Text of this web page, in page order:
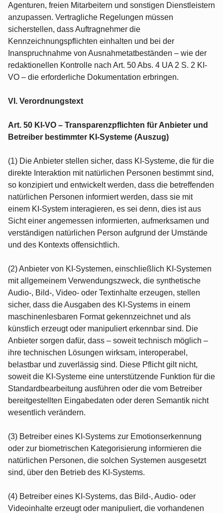
Agenturen, freien Mitarbeitern und sonstigen Dienstleistern
anzupassen. Vertragliche Regelungen müssen
sicherstellen, dass Auftragnehmer die
Kennzeichnungspflichten einhalten und bei der
Inanspruchnahme von Ausnahmetatbeständen – wie der
redaktionellen Kontrolle nach Art. 50 Abs. 4 UA 2 S. 2 KI-
VO – die erforderliche Dokumentation erbringen.
VI. Verordnungstext
Art. 50 KI-VO – Transparenzpflichten für Anbieter und
Betreiber bestimmter KI-Systeme (Auszug)
(1) Die Anbieter stellen sicher, dass KI‑Systeme, die für die
direkte Interaktion mit natürlichen Personen bestimmt sind,
so konzipiert und entwickelt werden, dass die betreffenden
natürlichen Personen informiert werden, dass sie mit
einem KI‑System interagieren, es sei denn, dies ist aus
Sicht einer angemessen informierten, aufmerksamen und
verständigen natürlichen Person aufgrund der Umstände
und des Kontexts offensichtlich.
(2) Anbieter von KI‑Systemen, einschließlich KI‑Systemen
mit allgemeinem Verwendungszweck, die synthetische
Audio-, Bild-, Video- oder Textinhalte erzeugen, stellen
sicher, dass die Ausgaben des KI‑Systems in einem
maschinenlesbaren Format gekennzeichnet und als
künstlich erzeugt oder manipuliert erkennbar sind. Die
Anbieter sorgen dafür, dass – soweit technisch möglich –
ihre technischen Lösungen wirksam, interoperabel,
belastbar und zuverlässig sind. Diese Pflicht gilt nicht,
soweit die KI‑Systeme eine unterstützende Funktion für die
Standardbearbeitung ausführen oder die vom Betreiber
bereitgestellten Eingabedaten oder deren Semantik nicht
wesentlich verändern.
(3) Betreiber eines KI‑Systems zur Emotionserkennung
oder zur biometrischen Kategorisierung informieren die
natürlichen Personen, die solchen Systemen ausgesetzt
sind, über den Betrieb des KI‑Systems.
(4) Betreiber eines KI‑Systems, das Bild‑, Audio‑ oder
Videoinhalte erzeugt oder manipuliert, die vorhandenen